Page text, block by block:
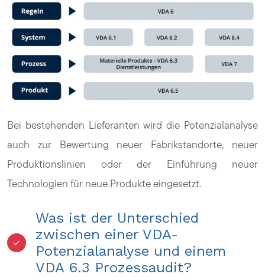
Bei bestehenden Lieferanten wird die Potenzialanalyse
auch zur Bewertung neuer Fabrikstandorte, neuer
Produktionslinien oder der Einführung neuer
Technologien für neue Produkte eingesetzt.
Was ist der Unterschied
zwischen einer VDA-
Potenzialanalyse und einem
VDA 6.3 Prozessaudit?